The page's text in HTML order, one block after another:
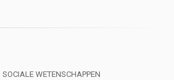
WETENSCHAPPEN